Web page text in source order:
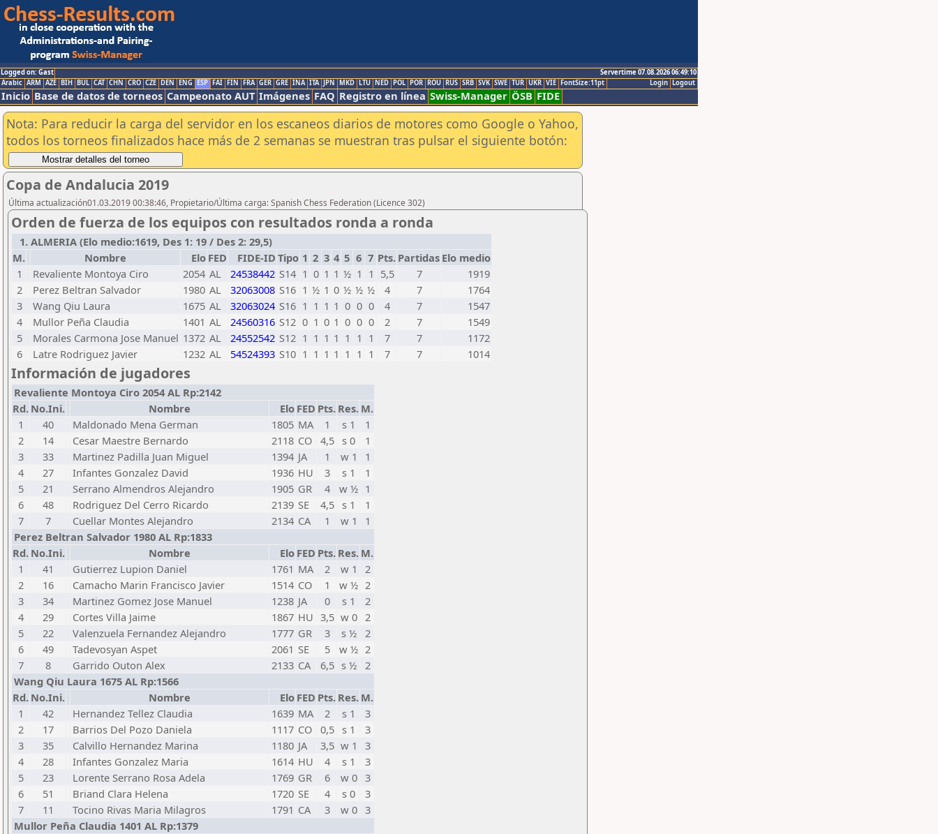
Logged on: Gast
Servertime 07.08.2026 06:49:10
Logout
Login
Arabic ARM AZE BIH BUL CAT CHN CRO CZE DEN ENG ESP FAI FIN FRA GER GRE INA ITA JPN MKD LTU NED POL POR ROU RUS SRB SVK SWE TUR UKR VIE FontSize:11pt
Inicio Base de datos de torneos Campeonato AUT Imágenes FAQ Registro en línea Swiss-Manager ÖSB FIDE
Nota: Para reducir la carga del servidor en los escaneos diarios de motores como Google o Yahoo,
todos los torneos finalizados hace más de 2 semanas se muestran tras pulsar el siguiente botón:
Copa de Andalucia 2019
Última actualización01.03.2019 00:38:46, Propietario/Última carga: Spanish Chess Federation (Licence 302)
Orden de fuerza de los equipos con resultados ronda a ronda
1. ALMERIA (Elo medio:1619, Des 1: 19 / Des 2: 29,5)
M.
Nombre Elo FED FIDE-ID Tipo 1 2 3 4 5 6 7 Pts. Partidas Elo medio
1
Revaliente Montoya Ciro 2054 AL 24538442 S14 1 0 1 1 ½ 1 1 5,5 7
1919
2
Perez Beltran Salvador 1980 AL 32063008 S16 1 ½ 1 0 ½ ½ ½ 4 7
1764
3
Wang Qiu Laura 1675 AL 32063024 S16 1 1 1 1 0 0 0 4 7
1547
4
Mullor Peña Claudia 1401 AL 24560316 S12 0 1 0 1 0 0 0 2 7
1549
5
Morales Carmona Jose Manuel 1372 AL 24552542 S12 1 1 1 1 1 1 1 7 7
1172
6
Latre Rodriguez Javier 1232 AL 54524393 S10 1 1 1 1 1 1 1 7 7 1014
Información de jugadores
Revaliente Montoya Ciro 2054 AL Rp:2142
Rd. No.Ini. Nombre Elo FED Pts. Res. M.
1
40 Maldonado Mena German 1805 MA 1 s 1
1
2
14 Cesar Maestre Bernardo 2118 CO 4,5 s 0
1
3
33 Martinez Padilla Juan Miguel 1394 JA 1 w 1
1
4
27 Infantes Gonzalez David 1936 HU 3 s 1
1
5
21 Serrano Almendros Alejandro 1905 GR 4 w ½ 1
6
48 Rodriguez Del Cerro Ricardo 2139 SE 4,5 s 1
1
7
7 Cuellar Montes Alejandro 2134 CA 1 w 1
1
Perez Beltran Salvador 1980 AL Rp:1833
Rd. No.Ini. Nombre Elo FED Pts. Res. M.
1
41 Gutierrez Lupion Daniel 1761 MA 2 w 1
2
2
16 Camacho Marin Francisco Javier 1514 CO 1 w ½ 2
3
34 Martinez Gomez Jose Manuel 1238 JA 0 s 1
2
4
29 Cortes Villa Jaime 1867 HU 3,5 w 0 2
5
22 Valenzuela Fernandez Alejandro 1777 GR 3 s ½
2
6
49 Tadevosyan Aspet 2061 SE 5 w ½ 2
7
8 Garrido Outon Alex 2133 CA 6,5 s ½
2
Wang Qiu Laura 1675 AL Rp:1566
Rd. No.Ini. Nombre Elo FED Pts. Res. M.
1
42 Hernandez Tellez Claudia 1639 MA 2 s 1
3
2
17 Barrios Del Pozo Daniela 1117 CO 0,5 s 1
3
3
35 Calvillo Hernandez Marina 1180 JA 3,5 w 1
3
4
28 Infantes Gonzalez Maria 1614 HU 4 s 1
3
5
23 Lorente Serrano Rosa Adela 1769 GR 6 w 0 3
6
51 Briand Clara Helena 1720 SE 4 s 0
3
7
11 Tocino Rivas Maria Milagros 1791 CA 3 w 0 3
Mullor Peña Claudia 1401 AL Rp:1379